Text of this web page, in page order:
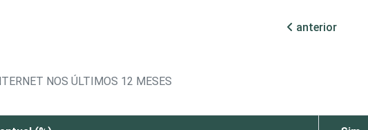
anterior
NOS ÚLTIMOS 12 MESES